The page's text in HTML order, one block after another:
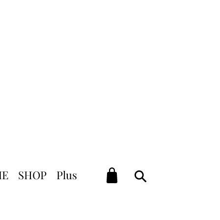
SHOP Plus